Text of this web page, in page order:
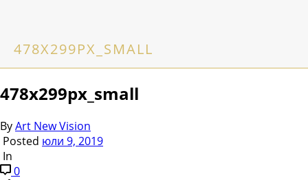
478X299PX_SMALL
478x299px_small
ByArt New Vision
Posted юли 9, 2019
In
0